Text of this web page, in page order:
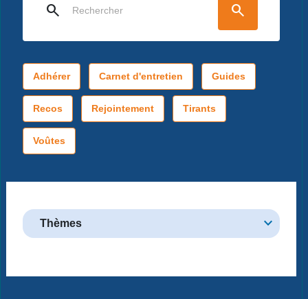
search search
Adhérer Carnet d'entretien Guides
Recos Rejointement Tirants
Voûtes
Thèmes